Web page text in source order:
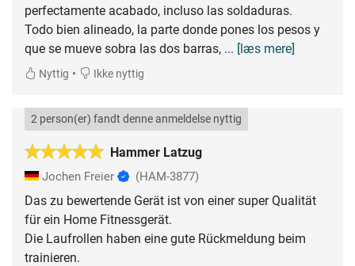
perfectamente acabado, incluso las soldaduras.
Todo bien alineado, la parte donde pones los pesos y
que se mueve sobra las dos barras, ... [læs mere]
Nyttig • Ikke nyttig
Hammer Latzug
2 person(er) fandt denne anmeldelse nyttig
Jochen Freier (HAM-3877)
Das zu bewertende Gerät ist von einer super Qualität
für ein Home Fitnessgerät.
Die Laufrollen haben eine gute Rückmeldung beim
trainieren.